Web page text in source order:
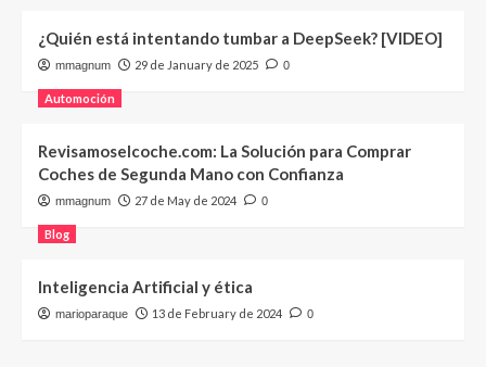
¿Quién está intentando tumbar a DeepSeek? [VIDEO]
mmagnum 29 de January de 2025 0
Automoción
Revisamoselcoche.com: La Solución para Comprar
Coches de Segunda Mano con Confianza
mmagnum 27 de May de 2024 0
Blog
Inteligencia Artificial y ética
marioparaque 13 de February de 2024 0